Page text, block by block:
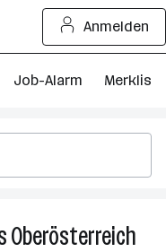
Anmelden
Job-Alarm Merkliste
Oberösterreich